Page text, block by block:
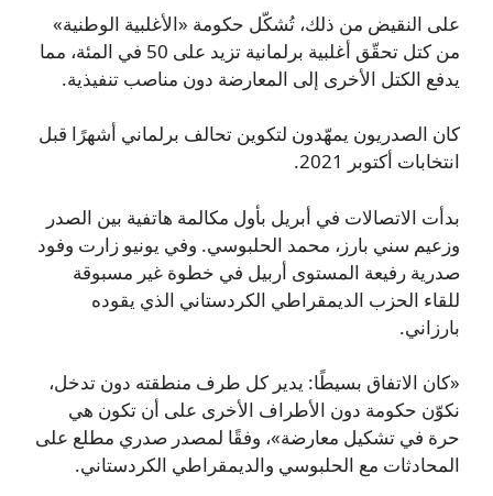
على النقيض من ذلك، تُشكّل حكومة «الأغلبية الوطنية»
من كتل تحقّق أغلبية برلمانية تزيد على 50 في المئة، مما
يدفع الكتل الأخرى إلى المعارضة دون مناصب تنفيذية.
كان الصدريون يمهّدون لتكوين تحالف برلماني أشهرًا قبل
انتخابات أكتوبر 2021.
بدأت الاتصالات في أبريل بأول مكالمة هاتفية بين الصدر
وزعيم سني بارز، محمد الحلبوسي. وفي يونيو زارت وفود
صدرية رفيعة المستوى أربيل في خطوة غير مسبوقة
للقاء الحزب الديمقراطي الكردستاني الذي يقوده
بارزاني.
«كان الاتفاق بسيطًا: يدير كل طرف منطقته دون تدخل،
نكوّن حكومة دون الأطراف الأخرى على أن تكون هي
حرة في تشكيل معارضة»، وفقًا لمصدر صدري مطلع على
المحادثات مع الحلبوسي والديمقراطي الكردستاني.